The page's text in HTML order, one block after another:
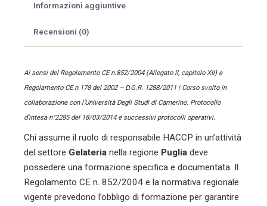
Informazioni aggiuntive
Recensioni (0)
Ai sensi del Regolamento CE n.852/2004 (Allegato II, capitolo XII) e
Regolamento CE n.178 del 2002 – D.G.R. 1288/2011 | Corso svolto in
collaborazione con l’Università Degli Studi di Camerino. Protocollo
d’intesa n°2285 del 18/03/2014 e successivi protocolli operativi.
Chi assume il ruolo di responsabile HACCP in un’attività
del settore Gelateria nella regione Puglia deve
possedere una formazione specifica e documentata. Il
Regolamento CE n. 852/2004 e la normativa regionale
vigente prevedono l’obbligo di formazione per garantire